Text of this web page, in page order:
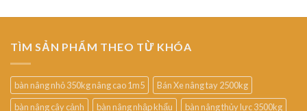
TÌM SẢN PHẨM THEO TỪ KHÓA
bàn nâng nhỏ 350kg nâng cao 1m5
Bán Xe nâng tay 2500kg
bàn nâng cây cảnh
bàn nâng nhập khẩu
bàn nâng thủy lực 3500kg